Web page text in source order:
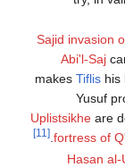
Sajid invasion
Abi'l-Saj
makes Tiflishis
Yusuf
Uplistsikheare
fortress of
[11]
Hasan al-